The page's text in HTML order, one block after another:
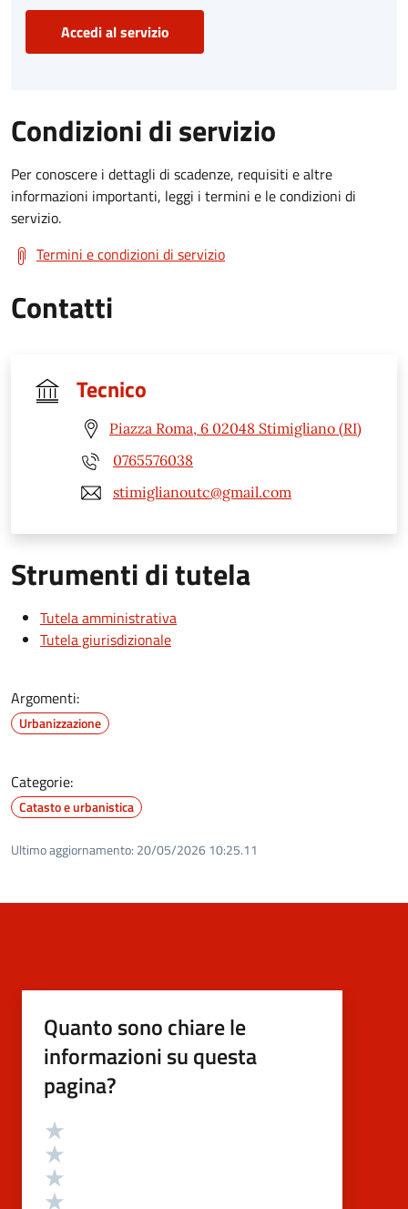
Accedi al servizio
Condizioni di servizio
Per conoscere i dettagli di scadenze, requisiti e altre
informazioni importanti, leggi i termini e le condizioni di
servizio.
Termini e condizioni di servizio
Contatti
Tecnico
Piazza Roma, 6 02048 Stimigliano (RI)
0765576038
stimiglianoutc@gmail.com
Strumenti di tutela
Tutela amministrativa
Tutela giurisdizionale
Argomenti:
Urbanizzazione
Categorie:
Catasto e urbanistica
Ultimo aggiornamento: 20/05/2026 10:25.11
Quanto sono chiare le
informazioni su questa
pagina?
Valutazione